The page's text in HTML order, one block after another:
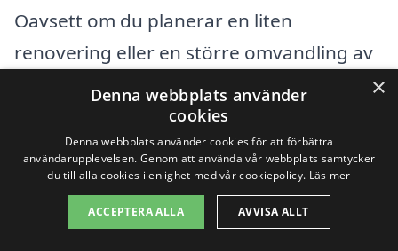
Oavsett om du planerar en liten
renovering eller en större omvandling av
ditt hem, är det viktigt att välja rätt
tapetserare för att åstadkomma det
resultat du önskar. Tänk på dessa faktorer
och ta hjälp av lokal expertis för att hitta
ett prisvärt alternativ för tapetsering i
×
Denna webbplats använder
cookies
Denna webbplats använder cookies för att förbättra
användarupplevelsen. Genom att använda vår webbplats samtycker
du till alla cookies i enlighet med vår cookiepolicy. Läs mer
ACCEPTERA ALLA AVVISA ALLT